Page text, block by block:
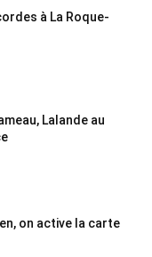
à La Roque-
Lalande au
on active la carte